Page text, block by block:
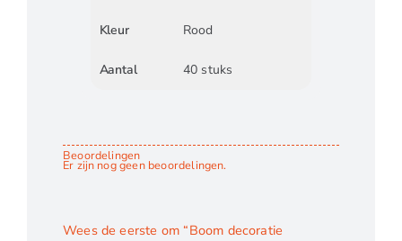
Kleur Rood
Aantal 40 stuks
Beoordelingen
Er zijn nog geen beoordelingen.
Wees de eerste om “Boom decoratie